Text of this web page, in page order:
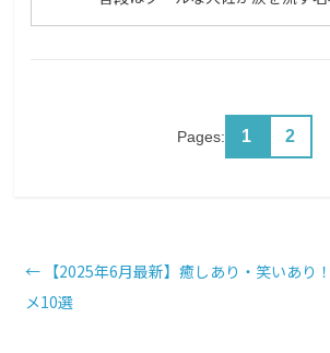
Pages: 1 2
← 【2025年6月最新】癒しあり・笑いあり
メ10選